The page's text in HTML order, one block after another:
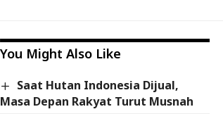
You Might Also Like
Saat Hutan Indonesia Dijual,
Masa Depan Rakyat Turut Musnah